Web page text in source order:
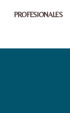
PROFESIONALES